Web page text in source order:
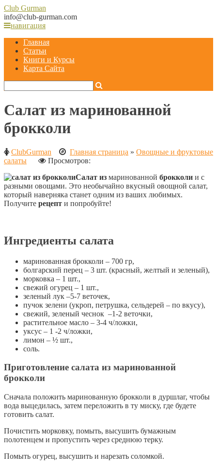
Club Gurman
info@club-gurman.com
навигация
Главная
Статьи
Книги и Курсы
Карта Сайта
Салат из маринованной
брокколи
ClubGurman Главная страница » Овощные и фруктовые
салаты
Просмотров:
Салат из маринованной брокколи и с
разными овощами. Это необычайно вкусный овощной салат,
который наверняка станет одним из ваших любимых.
Получите рецепт и попробуйте!
Ингредиенты салата
маринованная брокколи – 700 гр,
болгарский перец – 3 шт. (красный, желтый и зеленый),
морковка – 1 шт.,
свежий огурец – 1 шт.,
зеленый лук –5-7 веточек,
пучок зелени (укроп, петрушка, сельдерей – по вкусу),
свежий, зеленый чеснок –1-2 веточки,
растительное масло – 3-4 ч/ложки,
уксус – 1 -2 ч/ложки,
лимон – ½ шт.,
соль.
Приготовление салата из маринованной
брокколи
Сначала положить маринованную брокколи в дуршлаг, чтобы
вода выцедилась, затем переложить в ту миску, где будете
готовить салат.
Почистить морковку, помыть, высушить бумажным
полотенцем и пропустить через среднюю терку.
Помыть огурец, высушить и нарезать соломкой.